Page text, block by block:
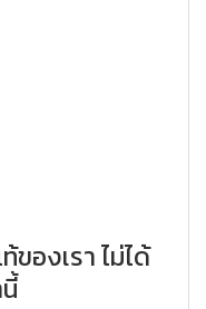
ของเรา ไม่ได้